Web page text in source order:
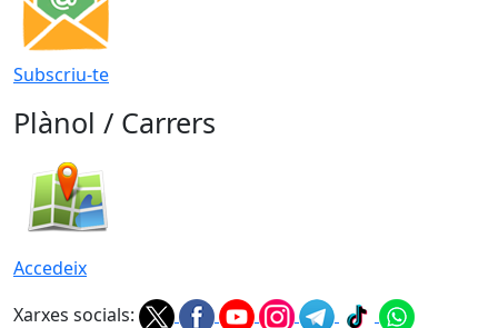
Subscriu-te
Plànol / Carrers
Accedeix
Xarxes socials: